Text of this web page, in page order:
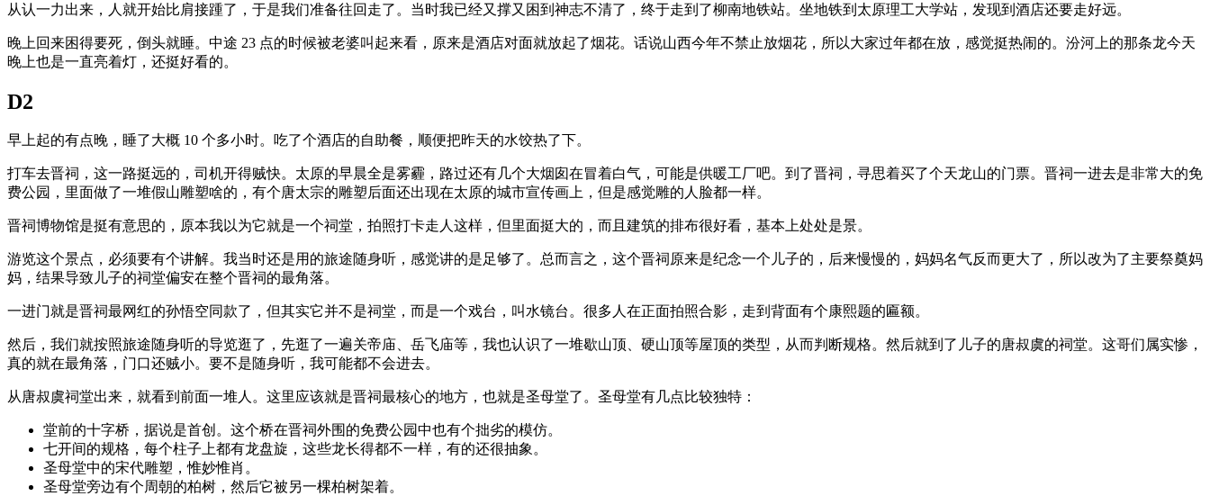
从认一力出来，人就开始比肩接踵了，于是我们准备往回走了。当时我已经又撑又困到神志不清了，终于走到了柳南地铁站。坐地铁到太原理工大学站，发现到酒店还要走好远。
晚上回来困得要死，倒头就睡。中途 23 点的时候被老婆叫起来看，原来是酒店对面就放起了烟花。话说山西今年不禁止放烟花，所以大家过年都在放，感觉挺热闹的。汾河上的那条龙今天
晚上也是一直亮着灯，还挺好看的。
D2
早上起的有点晚，睡了大概 10 个多小时。吃了个酒店的自助餐，顺便把昨天的水饺热了下。
打车去晋祠，这一路挺远的，司机开得贼快。太原的早晨全是雾霾，路过还有几个大烟囱在冒着白气，可能是供暖工厂吧。到了晋祠，寻思着买了个天龙山的门票。晋祠一进去是非常大的免
费公园，里面做了一堆假山雕塑啥的，有个唐太宗的雕塑后面还出现在太原的城市宣传画上，但是感觉雕的人脸都一样。
晋祠博物馆是挺有意思的，原本我以为它就是一个祠堂，拍照打卡走人这样，但里面挺大的，而且建筑的排布很好看，基本上处处是景。
游览这个景点，必须要有个讲解。我当时还是用的旅途随身听，感觉讲的是足够了。总而言之，这个晋祠原来是纪念一个儿子的，后来慢慢的，妈妈名气反而更大了，所以改为了主要祭奠妈
妈，结果导致儿子的祠堂偏安在整个晋祠的最角落。
一进门就是晋祠最网红的孙悟空同款了，但其实它并不是祠堂，而是一个戏台，叫水镜台。很多人在正面拍照合影，走到背面有个康熙题的匾额。
然后，我们就按照旅途随身听的导览逛了，先逛了一遍关帝庙、岳飞庙等，我也认识了一堆歇山顶、硬山顶等屋顶的类型，从而判断规格。然后就到了儿子的唐叔虞的祠堂。这哥们属实惨，
真的就在最角落，门口还贼小。要不是随身听，我可能都不会进去。
从唐叔虞祠堂出来，就看到前面一堆人。这里应该就是晋祠最核心的地方，也就是圣母堂了。圣母堂有几点比较独特：
堂前的十字桥，据说是首创。这个桥在晋祠外围的免费公园中也有个拙劣的模仿。
七开间的规格，每个柱子上都有龙盘旋，这些龙长得都不一样，有的还很抽象。
圣母堂中的宋代雕塑，惟妙惟肖。
圣母堂旁边有个周朝的柏树，然后它被另一棵柏树架着。